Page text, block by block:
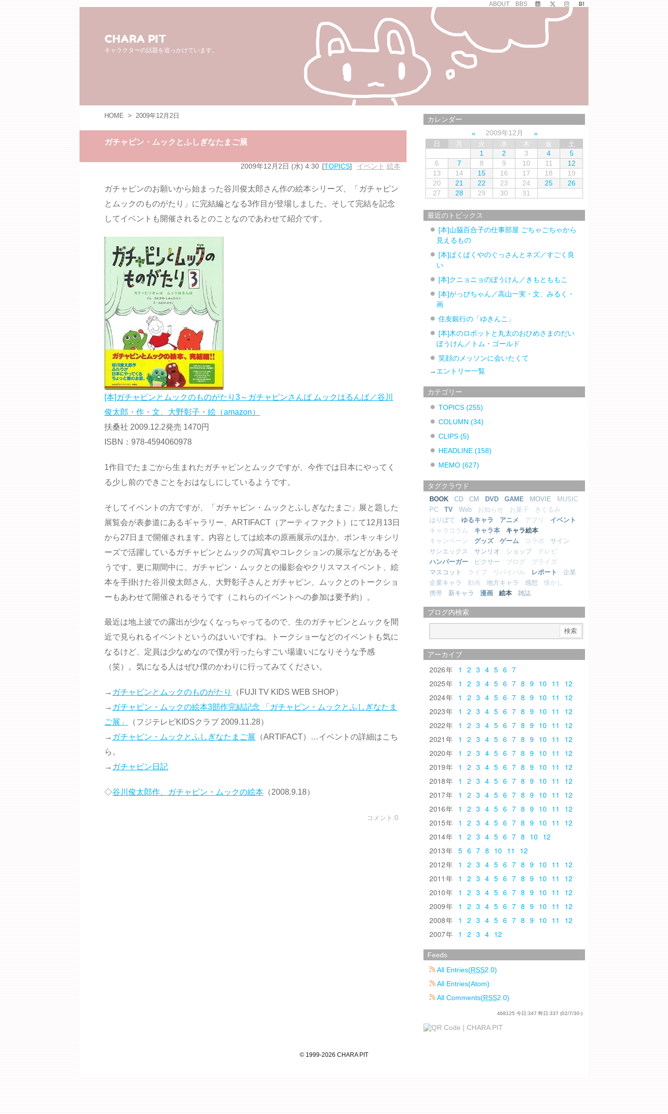
ABOUT BBS
CHARA PIT
キャラクターの話題を追っかけています。
HOME > 2009年12月2日
ガチャピン・ムックとふしぎなたまご展
2009年12月2日 (水) 4:30 TOPICS イベント 絵本
ガチャピンのお願いから始まった谷川俊太郎さん作の絵本シリーズ、「ガチャピン
とムックのものがたり」に完結編となる3作目が登場しました。そして完結を記念
してイベントも開催されるとのことなのであわせて紹介です。
[本]ガチャピンとムックのものがたり3～ガチャピンさんば ムックはるんば／谷川
俊太郎・作・文、大野彰子・絵（amazon）
扶桑社 2009.12.2発売 1470円
ISBN：978-4594060978
1作目でたまごから生まれたガチャピンとムックですが、今作では日本にやってく
る少し前のできごとをおはなしにしているようです。
そしてイベントの方ですが、「ガチャピン・ムックとふしぎなたまご」展と題した
展覧会が表参道にあるギャラリー、ARTIFACT（アーティファクト）にて12月13日
から27日まで開催されます。内容としては絵本の原画展示のほか、ポンキッキシリ
ーズで活躍しているガチャピンとムックの写真やコレクションの展示などがあるそ
うです。更に期間中に、ガチャピン・ムックとの撮影会やクリスマスイベント、絵
本を手掛けた谷川俊太郎さん、大野彰子さんとガチャピン、ムックとのトークショ
ーもあわせて開催されるそうです（これらのイベントへの参加は要予約）。
最近は地上波での露出が少なくなっちゃってるので、生のガチャピンとムックを間
近で見られるイベントというのはいいですね。トークショーなどのイベントも気に
なるけど、定員は少なめなので僕が行ったらすごい場違いになりそうな予感
（笑）。気になる人はぜひ僕のかわりに行ってみてください。
→ ガチャピンとムックのものがたり
（FUJI TV KIDS WEB SHOP）
→ ガチャピン・ムックの絵本3部作完結記念 「ガチャピン・ムックとふしぎなたま
ご展」
（フジテレビKIDSクラブ 2009.11.28）
→ ガチャピン・ムックとふしぎなたまご展 （ARTIFACT）…イベントの詳細はこち
ら。
→ ガチャピン日記
◇谷川俊太郎作、ガチャピン・ムックの絵本 （2008.9.18）
コメント:0
カレンダー
2009年12月
日
月 火 水 木 金
土
1
2 3 4
5
6
7 8 9 10 11
12
13
14 15 16 17 18
19
20
21 22 23 24 25
26
27
28 29 30 31
最近のトピックス
[本]山脇百合子の仕事部屋 ごちゃごちゃから
見えるもの
[本]ぱくぱくやのぐっさんとネズ／すごく良
い
[本]クニョニョのぼうけん／きもとももこ
[本]がっぴちゃん／高山一実・文、みるく・
画
住友銀行の「ゆきんこ」
[本]木のロボットと丸太のおひめさまのだい
ぼうけん／トム・ゴールド
笑顔のメッソンに会いたくて
→ エントリー一覧
カテゴリー
TOPICS(255)
COLUMN(34)
CLIPS(5)
HEADLINE(158)
MEMO(627)
タグクラウド
BOOK CD CM DVD GAME MOVIE
MUSIC
PC
TV Web お知らせ お菓子
きぐるみ
はりぼて
ゆるキャラ アニメ アプリ
イベント
キャラコラム
キャラ本
キャラ絵本
キャンペーン
グッズ ゲーム コラボ
サイン
サンエックス
サンリオ ショップ
テレビ
ハンバーガー
ピクサー ブログ
プライズ
マスコット
ライブ リバイバル レポート
企業
企業キャラ
動画 地方キャラ 感想
懐かし
携帯
新キャラ 漫画 絵本 雑誌
ブログ内検索
アーカイブ
2026 1 2 3 4 5 6 7
2025
1 2 3 4 5 6 7 8 9 10 11
12
2024
1 2 3 4 5 6 7 8 9 10 11
12
2023
1 2 3 4 5 6 7 8 9 10 11
12
2022
1 2 3 4 5 6 7 8 9 10 11
12
2021
1 2 3 4 5 6 7 8 9 10 11
12
2020
1 2 3 4 5 6 7 8 9 10 11
12
2019
1 2 3 4 5 6 7 8 9 10 11
12
2018
1 2 3 4 5 6 7 8 9 10 11
12
2017
1 2 3 4 5 6 7 8 9 10 11
12
2016
1 2 3 4 5 6 7 8 9 10 11
12
2015
1 2 3 4 5 6 7 8 9 10 11
12
2014
1 2 3 4 5 6 7 8 10 12
2013
5 6 7 8 10 11
12
2012
1 2 3 4 5 6 7 8 9 10 11
12
2011
1 2 3 4 5 6 7 8 9 10 11
12
2010
1 2 3 4 5 6 7 8 9 10 11
12
2009
1 2 3 4 5 6 7 8 9 10 11
12
2008
1 2 3 4 5 6 7 8 9 10 11
12
2007
1 2 3 4 12
Feeds
All Entries(RSS2.0)
All Entries(Atom)
All Comments(RSS2.0)
468125 今日:347 昨日:337 (02/7/30-)
© 1999-2026 CHARA PIT